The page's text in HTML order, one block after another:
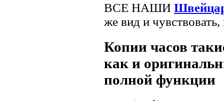
ВСЕ НАШИ
же вид и
Копии часов
как и
полной функции